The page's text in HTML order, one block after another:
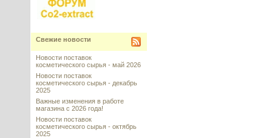
Свежие новости
Новости поставок
косметического сырья - май 2026
Новости поставок
косметического сырья - декабрь
2025
Важные изменения в работе
магазина с 2026 года!
Новости поставок
косметического сырья - октябрь
2025